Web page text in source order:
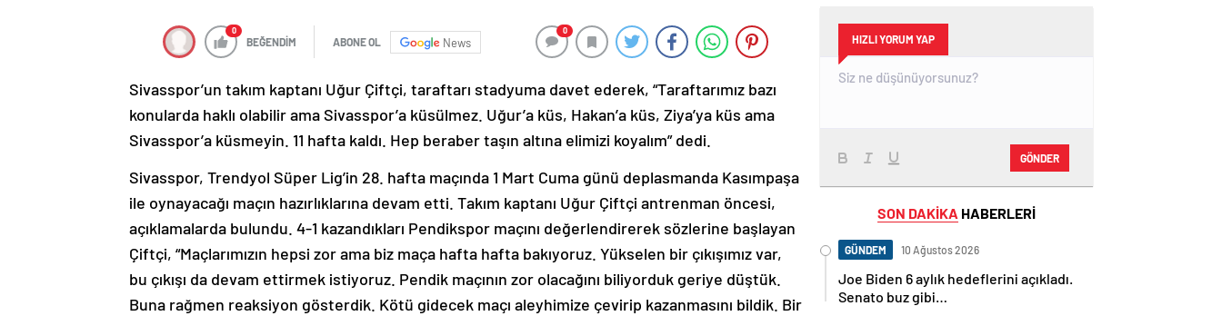
0
BEĞENDİM ABONE OL News
0
Sivasspor’un takım kaptanı Uğur Çiftçi, taraftarı stadyuma davet ederek, “Taraftarımız bazı
konularda haklı olabilir ama Sivasspor’a küsülmez. Uğur’a küs, Hakan’a küs, Ziya’ya küs ama
Sivasspor’a küsmeyin. 11 hafta kaldı. Hep beraber taşın altına elimizi koyalım” dedi.
Sivasspor, Trendyol Süper Lig’in 28. hafta maçında 1 Mart Cuma günü deplasmanda Kasımpaşa
ile oynayacağı maçın hazırlıklarına devam etti. Takım kaptanı Uğur Çiftçi antrenman öncesi,
açıklamalarda bulundu. 4-1 kazandıkları Pendikspor maçını değerlendirerek sözlerine başlayan
Çiftçi, “Maçlarımızın hepsi zor ama biz maça hafta hafta bakıyoruz. Yükselen bir çıkışımız var,
bu çıkışı da devam ettirmek istiyoruz. Pendik maçının zor olacağını biliyorduk geriye düştük.
Buna rağmen reaksiyon gösterdik. Kötü gidecek maçı aleyhimize çevirip kazanmasını bildik. Bir
HIZLI YORUM YAP
GÖNDER
SON DAKİKA HABERLERİ
GÜNDEM 10 Ağustos 2026
Joe Biden 6 aylık hedeflerini açıkladı.
Senato buz gibi…